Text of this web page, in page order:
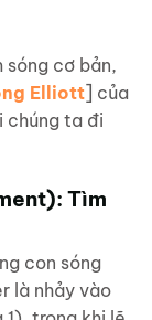
sóng cơ bản,
Elliott] của
chúng ta đi
Tìm
con sóng
là nhảy vào